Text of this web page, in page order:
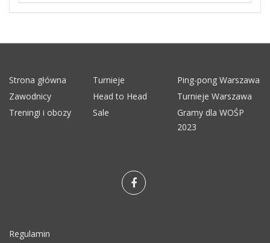
Strona główna Turnieje
Ping-pong Warszawa
Zawodnicy
Head to Head
Turnieje Warszawa
Treningi i obozy
Sale
Gramy dla WOŚP
2023
Regulamin